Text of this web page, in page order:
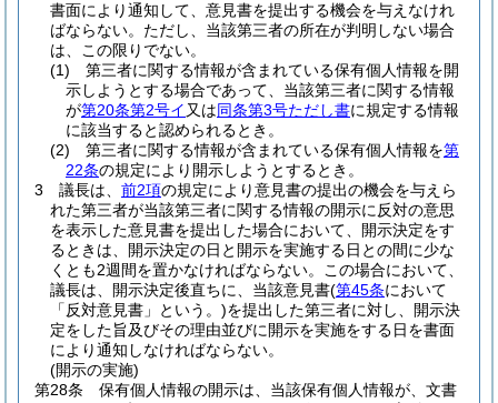
書面により通知して、意見書を提出する機会を与えなけれ
ばならない。 ただし、当該第三者の所在が判明しない場合
は、この限りでない。
(1)
第三者に関する情報が含まれている保有個人情報を開
示しようとする場合であって、当該第三者に関する情報
が第20条第2号イ 又は同条第3号ただし書に規定する情報
に該当すると認められるとき。
(2)
第三者に関する情報が含まれている保有個人情報を第
22条の規定により開示しようとするとき。
3
議長は、 前2項の規定により意見書の提出の機会を与えら
れた第三者が当該第三者に関する情報の開示に反対の意思
を表示した意見書を提出した場合において、開示決定をす
るときは、開示決定の日と開示を実施する日との間に少な
くとも2週間を置かなければならない。
この場合において、
議長は、開示決定後直ちに、当該意見書(第45条において
「反対意見書」という。)を提出した第三者に対し、開示決
定をした旨及びその理由並びに開示を実施をする日を書面
により通知しなければならない。
(開示の実施)
第28条
保有個人情報の開示は、当該保有個人情報が、文書